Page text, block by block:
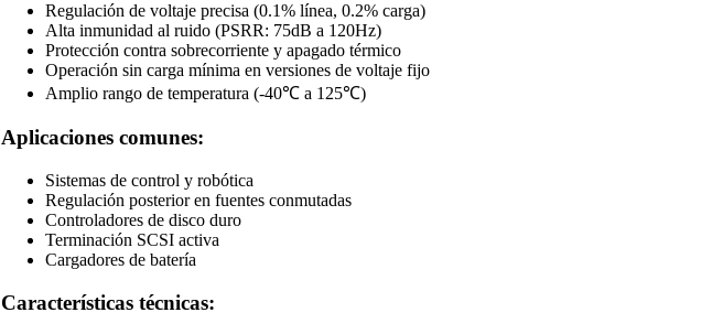
Regulación de voltaje precisa (0.1% línea, 0.2% carga)
Alta inmunidad al ruido (PSRR: 75dB a 120Hz)
Protección contra sobrecorriente y apagado térmico
Operación sin carga mínima en versiones de voltaje fijo
Amplio rango de temperatura (-40℃ a 125℃)
Aplicaciones comunes:
Sistemas de control y robótica
Regulación posterior en fuentes conmutadas
Controladores de disco duro
Terminación SCSI activa
Cargadores de batería
Características técnicas: